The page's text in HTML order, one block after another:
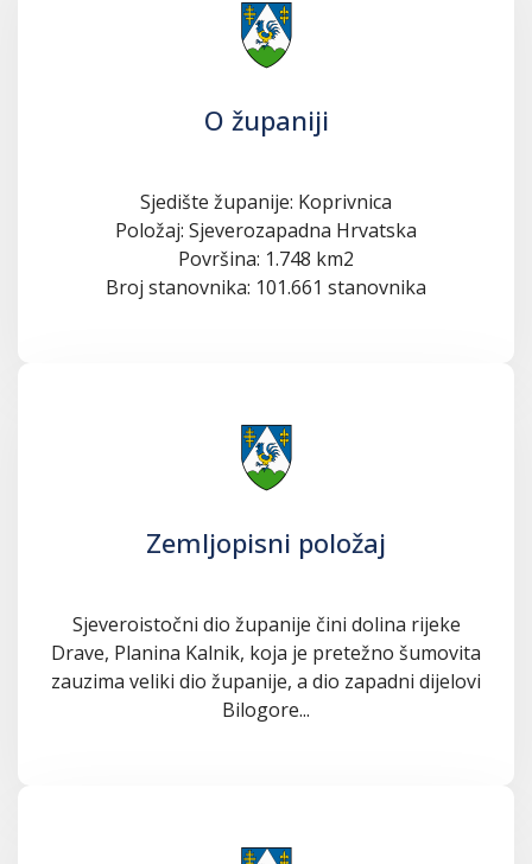
O županiji
Sjedište županije: Koprivnica
Položaj: Sjeverozapadna Hrvatska
Površina: 1.748 km2
Broj stanovnika: 101.661 stanovnika
Zemljopisni položaj
Sjeveroistočni dio županije čini dolina rijeke
Drave, Planina Kalnik, koja je pretežno šumovita
zauzima veliki dio županije, a dio zapadni dijelovi
Bilogore...